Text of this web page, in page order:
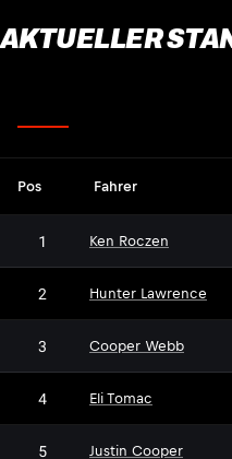
AKTUELLER
Pos Fahrer
1 Ken Roczen
2 Hunter Lawrence
3 Cooper Webb
4 Eli Tomac
5 Justin Cooper